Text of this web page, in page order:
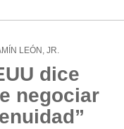
LEÓN, JR.
dice
negociar